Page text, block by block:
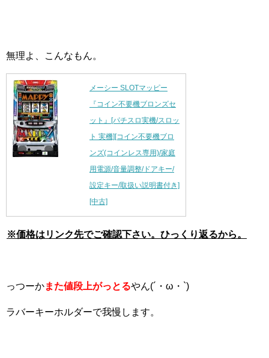
無理よ、こんなもん。
メーシー SLOTマッピー
『コイン不要機ブロンズセ
ット』[パチスロ実機/スロッ
ト 実機][コイン不要機ブロ
ンズ(コインレス専用)/家庭
用電源/音量調整/ドアキー/
設定キー/取扱い説明書付き]
[中古]
※価格はリンク先でご確認下さい。ひっくり返るから。
っつーかまた値段上がっとるやん(´・ω・`)
ラバーキーホルダーで我慢します。